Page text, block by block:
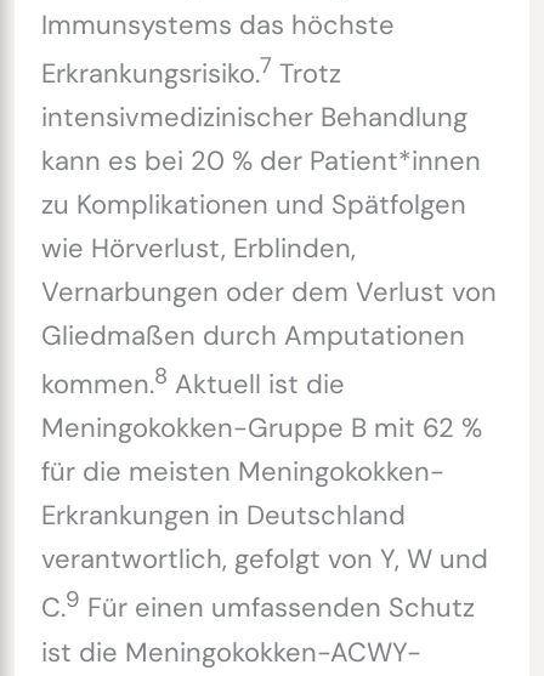
Immunsystems das höchste
Erkrankungsrisiko.7 Trotz
intensivmedizinischer Behandlung
kann es bei 20 % der Patient*innen
zu Komplikationen und Spätfolgen
wie Hörverlust, Erblinden,
Vernarbungen oder dem Verlust von
Gliedmaßen durch Amputationen
kommen.8 Aktuell ist die
Meningokokken-Gruppe B mit 62 %
für die meisten Meningokokken-
Erkrankungen in Deutschland
verantwortlich, gefolgt von Y, W und
C.9 Für einen umfassenden Schutz
ist die Meningokokken-ACWY-